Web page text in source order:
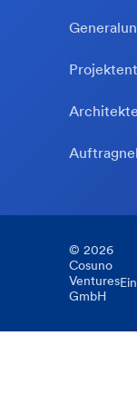
© 2026
Cosuno
Ventures
GmbH